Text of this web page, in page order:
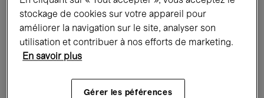
Expositions Films Performances
Rencontres & Débats
Musique classique Global Music
stockage de cookies sur votre appareil pour
améliorer la navigation sur le site, analyser son
utilisation et contribuer à nos efforts de marketing.
En savoir plus
Gérer les péférences